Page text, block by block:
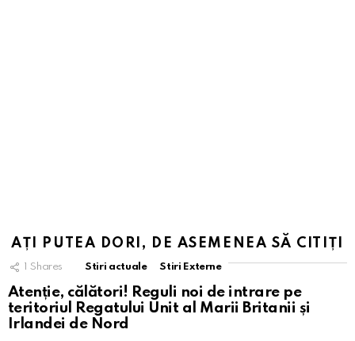
AȚI PUTEA DORI, DE ASEMENEA SĂ CITIȚI
1 Shares Stiri actuale Stiri Externe
Atenție, călători! Reguli noi de intrare pe
teritoriul Regatului Unit al Marii Britanii și
Irlandei de Nord